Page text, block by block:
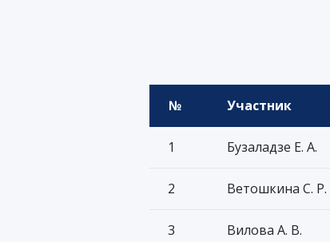
№ Участник
1 Бузаладзе Е. А.
2 Ветошкина С. Р.
3 Вилова А. В.